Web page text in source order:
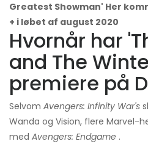
Greatest Showman' Her
+ i løbet af august 2020
Hvornår har
and The
premiere på
Selvom Avengers: Infinity War's
Wanda og Vision, flere Marvel-
med Avengers: Endgame .